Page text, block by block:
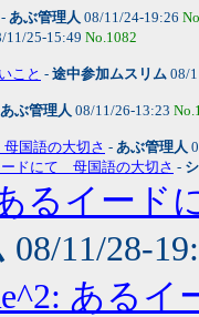
- あぶ管理人 08/11/24-19:26
11/25-15:49 No.1082
こと - 途中参加ムスリム 08/
あぶ管理人 08/11/26-13:23
国語の大切さ - あぶ管理人
ードにて 母国語の大切さ -
るイー
08/11/28-
ある